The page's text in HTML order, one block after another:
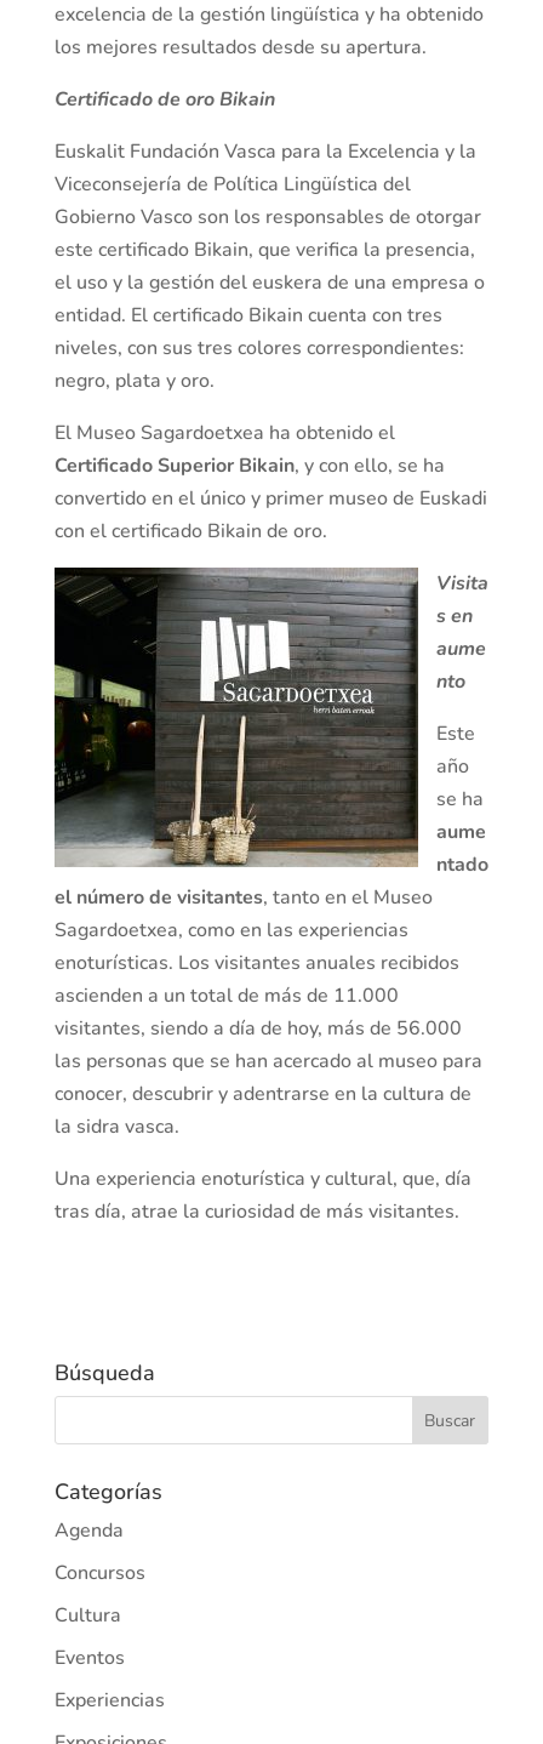
excelencia de la gestión lingüística y ha obtenido
los mejores resultados desde su apertura.
Certificado de oro Bikain
Euskalit Fundación Vasca para la Excelencia y la
Viceconsejería de Política Lingüística del
Gobierno Vasco son los responsables de otorgar
este certificado Bikain, que verifica la presencia,
el uso y la gestión del euskera de una empresa o
entidad. El certificado Bikain cuenta con tres
niveles, con sus tres colores correspondientes:
negro, plata y oro.
El Museo Sagardoetxea ha obtenido el
Certificado Superior Bikain, y con ello, se ha
convertido en el único y primer museo de Euskadi
con el certificado Bikain de oro.
Visita
s en
aume
nto
Este
año
se ha
aume
ntado
el número de visitantes, tanto en el Museo
Sagardoetxea, como en las experiencias
enoturísticas. Los visitantes anuales recibidos
ascienden a un total de más de 11.000
visitantes, siendo a día de hoy, más de 56.000
las personas que se han acercado al museo para
conocer, descubrir y adentrarse en la cultura de
la sidra vasca.
Una experiencia enoturística y cultural, que, día
tras día, atrae la curiosidad de más visitantes.
Búsqueda
Categorías
Agenda
Concursos
Cultura
Eventos
Experiencias